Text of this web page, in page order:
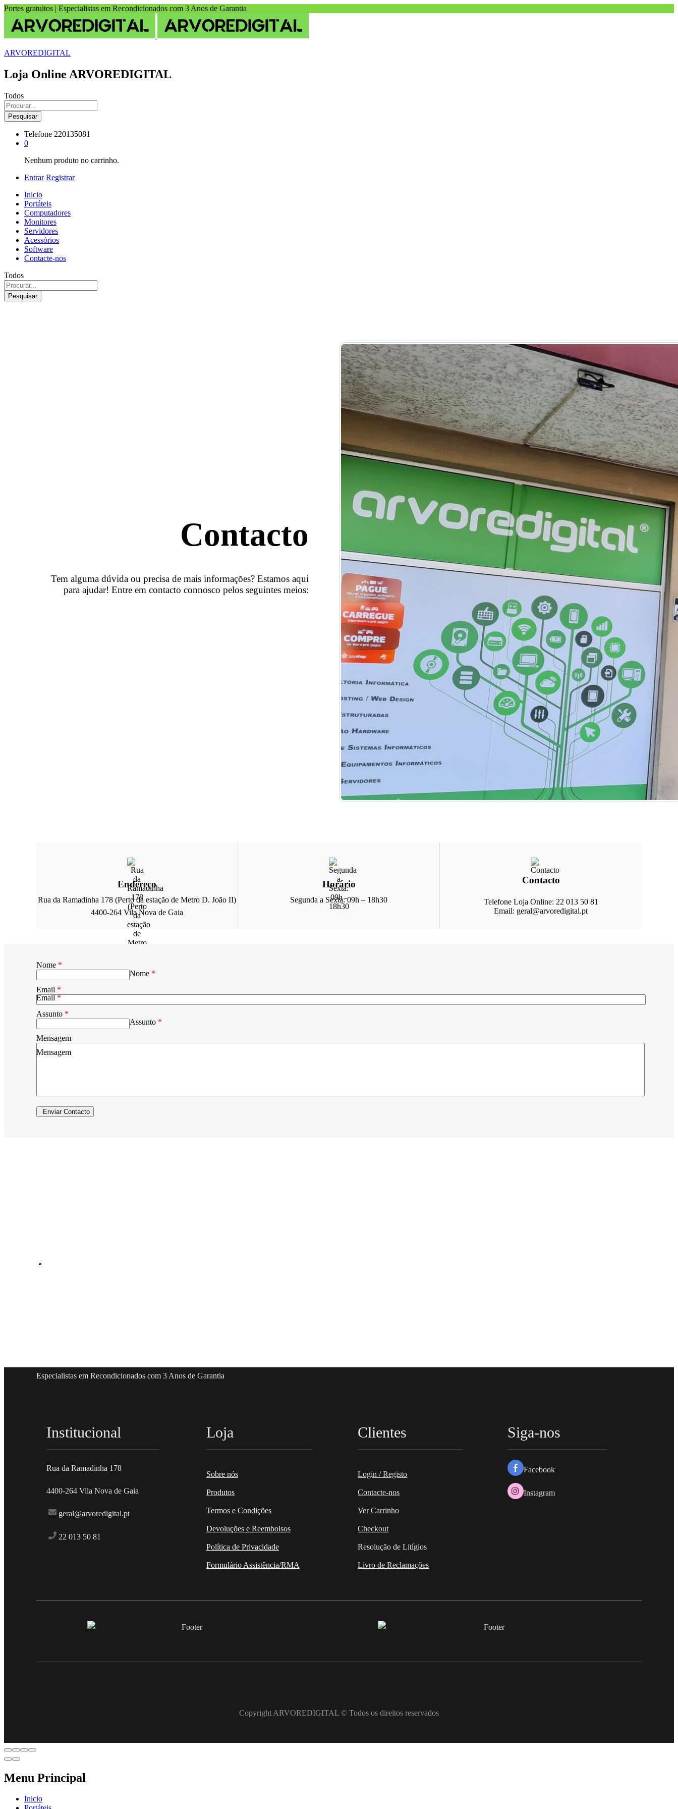
Portes gratuitos | Especialistas em Recondicionados com 3 Anos de Garantia
ARVOREDIGITAL
Loja Online ARVOREDIGITAL
Todos
Pesquisar
Telefone 220135081
0
Nenhum produto no carrinho.
Entrar Registrar
Inicio
Portáteis
Computadores
Monitores
Servidores
Acessórios
Software
Contacte-nos
Todos
Pesquisar
Contacto
Tem alguma dúvida ou precisa de mais informações? Estamos aqui
para ajudar! Entre em contacto connosco pelos seguintes meios:
Endereço
Rua da Ramadinha 178 (Perto da estação de Metro D. João II)
4400-264 Vila Nova de Gaia
Horário
Segunda a Sexta: 09h – 18h30
Contacto
Telefone Loja Online: 22 013 50 81
Email: geral@arvoredigital.pt
Nome *
Nome *
Email *
Email*
Assunto *
Assunto *
Mensagem
Mensagem
Enviar Contacto
Especialistas em Recondicionados com 3 Anos de Garantia
Institucional
Rua da Ramadinha 178
4400-264 Vila Nova de Gaia
geral@arvoredigital.pt
22 013 50 81
Loja
Sobre nós
Produtos
Termos e Condições
Devoluções e Reembolsos
Política de Privacidade
Formulário Assistência/RMA
Clientes
Login / Registo
Contacte-nos
Ver Carrinho
Checkout
Resolução de Litígios
Livro de Reclamações
Siga-nos
Facebook
Instagram
Copyright ARVOREDIGITAL © Todos os direitos reservados
Menu Principal
Inicio